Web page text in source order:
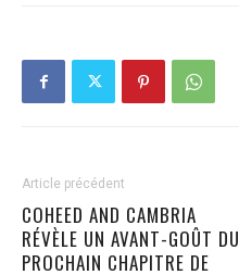
Article précédent
COHEED AND CAMBRIA
RÉVÈLE UN AVANT-GOÛT DU
PROCHAIN CHAPITRE DE